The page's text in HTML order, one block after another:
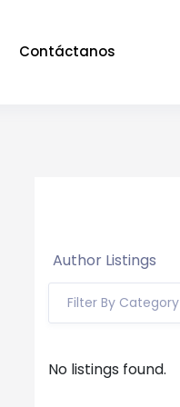
Contáctanos
Author Listings
Filter By Category
No listings found.